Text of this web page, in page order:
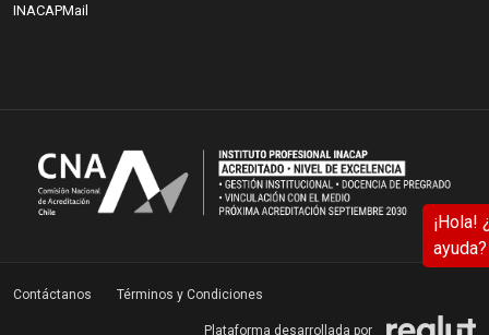
INACAPMail
(abre en nueva ventana)
Contáctanos Términos y Condiciones
Plataforma desarrollada por